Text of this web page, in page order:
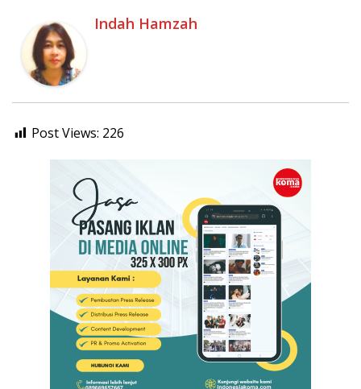
Indah Hamzah
Post Views: 226